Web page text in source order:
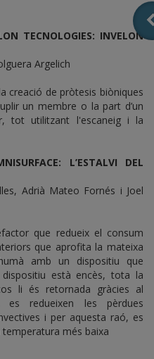
TECNOLOGIES: INVELON
Argelich
creació de pròtesis biòniques
un membre o la part d’un
tot utilitzant l'escaneig i la
L’ESTALVI DEL
Adrià Mateo Fornés i Joel
que redueix el consum
que aprofita la mateixa
amb un dispositiu que
està encès, tota la
li és retornada gràcies al
es redueixen les pèrdues
i per aquesta raó, es
més baixa